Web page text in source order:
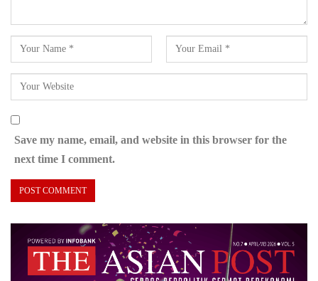
Save my name, email, and website in this browser for the
next time I comment.